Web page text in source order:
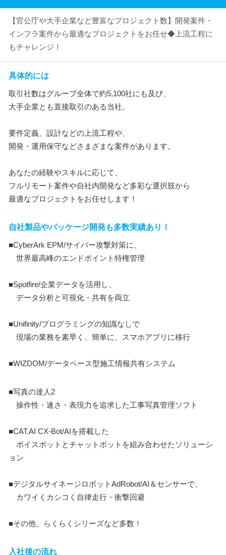
【官公庁や大手企業など豊富なプロジェクト数】開発案件・
インフラ案件から最適なプロジェクトをお任せ◆上流工程に
もチャレンジ！
具体的には
取引社数はグループ全体で約5,100社にも及び、
大手企業とも直接取引のある当社。
要件定義、設計などの上流工程や、
開発・運用保守などさまざまな案件があります。
あなたの経験やスキルに応じて、
フルリモート案件や自社内開発など多彩な選択肢から
最適なプロジェクトをお任せします！
自社製品やパッケージ開発も多数実績あり！
■CyberArk EPM/サイバー攻撃対策に、
世界最高峰のエンドポイント特権管理
■Spotfire/企業データを活用し、
データ分析と可視化・共有を両立
■Unifinity/プログラミングの知識なしで
現場の業務を素早く、簡単に、スマホアプリに移行
■WIZDOM/データベース型施工情報共有システム
■写真の達人2
操作性・速さ・表現力を追求した工事写真管理ソフト
■CAT.AI CX‐Bot/AIを搭載した
ボイスボットとチャットボットを組み合わせたソリューシ
ョン
■デジタルサイネージロボットAdRobot/AI＆センサーで、
カワイくカシコく自律走行・衝撃回避
■その他、らくらくシリーズなど多数！
入社後の流れ